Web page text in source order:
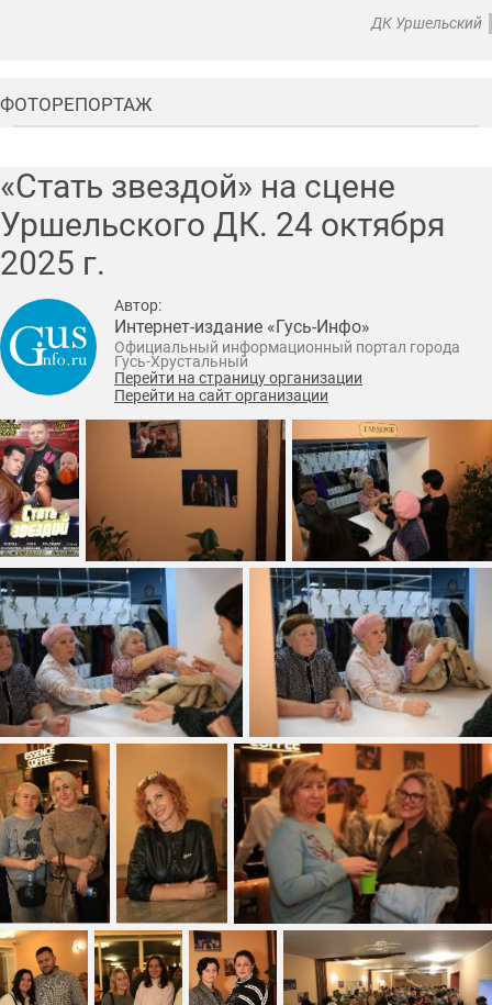
ДК Уршельский
ФОТОРЕПОРТАЖ
«Стать звездой» на сцене
Уршельского ДК. 24 октября
2025 г.
Автор:
Интернет-издание «Гусь-Инфо»
Официальный информационный портал города
Гусь-Хрустальный
Перейти на страницу организации
Перейти на сайт организации